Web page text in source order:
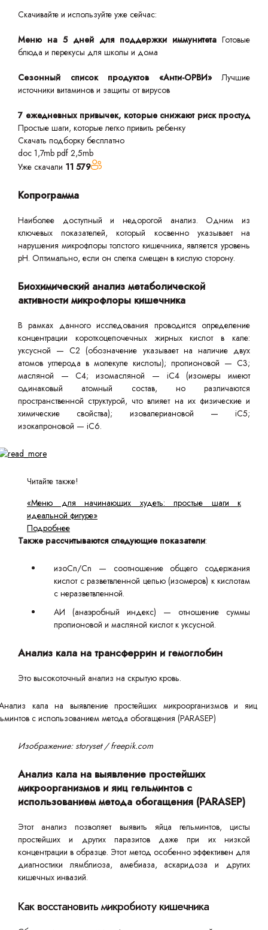
Скачивайте и используйте уже сейчас:
Меню на 5 дней для поддержки иммунитета Готовые
блюда и перекусы для школы и дома
Сезонный список продуктов «Анти-ОРВИ»
Лучшие
источники витаминов и защиты от вирусов
7 ежедневных привычек, которые снижают риск простуд
Простые шаги, которые легко привить ребенку
Скачать подборку бесплатно
doc 1,7mb pdf 2,5mb
Уже скачали 11 579
Копрограмма
Наиболее доступный и недорогой анализ. Одним из
ключевых показателей, который косвенно указывает на
нарушения микрофлоры толстого кишечника, является уровень
pH. Оптимально, если он слегка смещен в кислую сторону.
Биохимический анализ метаболической
активности микрофлоры кишечника
В рамках данного исследования проводится определение
концентрации короткоцепочечных жирных кислот в кале:
уксусной — С2 (обозначение указывает на наличие двух
атомов углерода в молекуле кислоты); пропионовой — С3;
масляной — С4; изомасляной — iС4 (изомеры имеют
одинаковый атомный состав, но различаются
пространственной структурой, что влияет на их физические и
химические свойства); изовалериановой — iC5;
изокапроновой — iC6.
Читайте также!
«Меню для начинающих худеть: простые шаги к
идеальной фигуре»
Подробнее
Также рассчитываются следующие показатели:
изоCn/Cn — соотношение общего содержания
кислот с разветвленной цепью (изомеров) к кислотам
с неразветвленной.
АИ (анаэробный индекс) — отношение суммы
пропионовой и масляной кислот к уксусной.
Анализ кала на трансферрин и гемоглобин
Это высокоточный анализ на скрытую кровь.
Изображение: storyset / freepik.com
Анализ кала на выявление простейших
микроорганизмов и яиц гельминтов с
использованием метода обогащения (PARASEP)
Этот анализ позволяет выявить яйца гельминтов, цисты
простейших и других паразитов даже при их низкой
концентрации в образце. Этот метод особенно эффективен для
диагностики лямблиоза, амебиаза, аскаридоза и других
кишечных инвазий.
Как восстановить микробиоту кишечника